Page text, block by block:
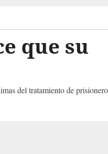
que su
del tratamiento de